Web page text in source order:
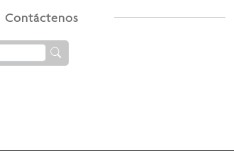
Contáctenos